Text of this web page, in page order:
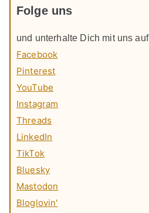
Folge uns
und unterhalte Dich mit uns auf
Facebook
Pinterest
YouTube
Instagram
Threads
LinkedIn
TikTok
Bluesky
Mastodon
Bloglovin'